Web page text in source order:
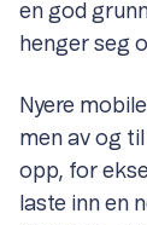
en god
henger seg
Nyere
men av og
opp, for
laste inn en